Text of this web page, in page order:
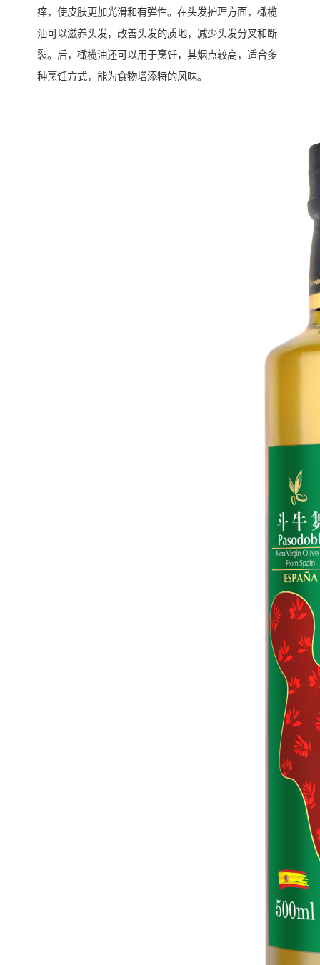
痒，使皮肤更加光滑和有弹性。在头发护理方面，橄榄
油可以滋养头发，改善头发的质地，减少头发分叉和断
裂。后，橄榄油还可以用于烹饪，其烟点较高，适合多
种烹饪方式，能为食物增添特的风味。